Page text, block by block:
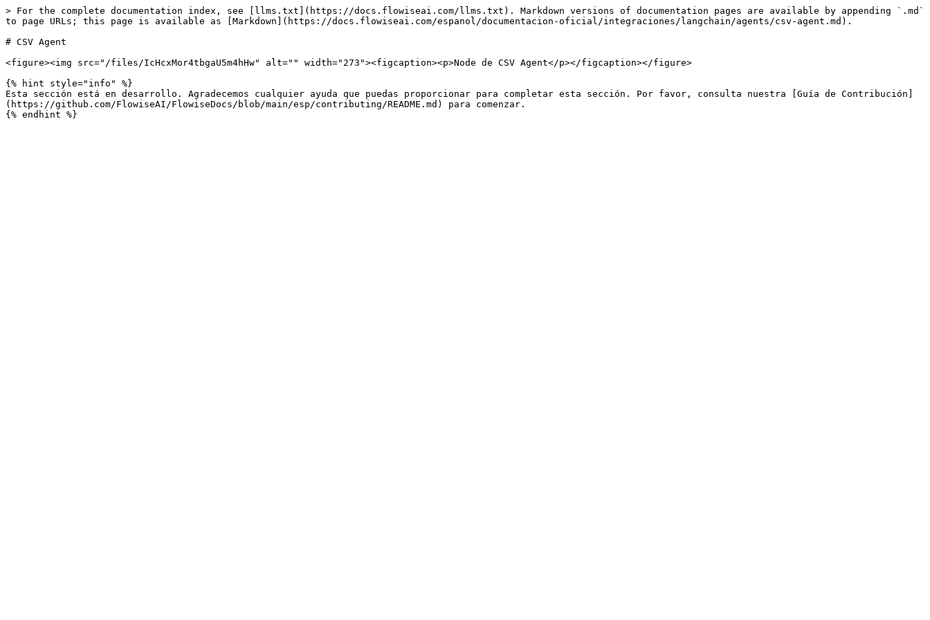
> For the complete documentation index, see [llms.txt](https://docs.flowiseai.com/llms.txt). Markdown versions of documentation pages are available by appending `.md`
to page URLs; this page is available as [Markdown](https://docs.flowiseai.com/espanol/documentacion-oficial/integraciones/langchain/agents/csv-agent.md).
# CSV Agent
<figure><img src="/files/IcHcxMor4tbgaU5m4hHw" alt="" width="273"><figcaption><p>Node de CSV Agent</p></figcaption></figure>
{% hint style="info" %}
Esta sección está en desarrollo. Agradecemos cualquier ayuda que puedas proporcionar para completar esta sección. Por favor, consulta nuestra [Guía de Contribución]
(https://github.com/FlowiseAI/FlowiseDocs/blob/main/esp/contributing/README.md) para comenzar.